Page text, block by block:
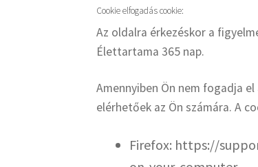
Cookie elfogadás cookie:
Az oldalra érkezéskor a
Élettartama 365 nap.
Amennyiben Ön nem fogadja
elérhetőek az Ön számára. A
Firefox: https://